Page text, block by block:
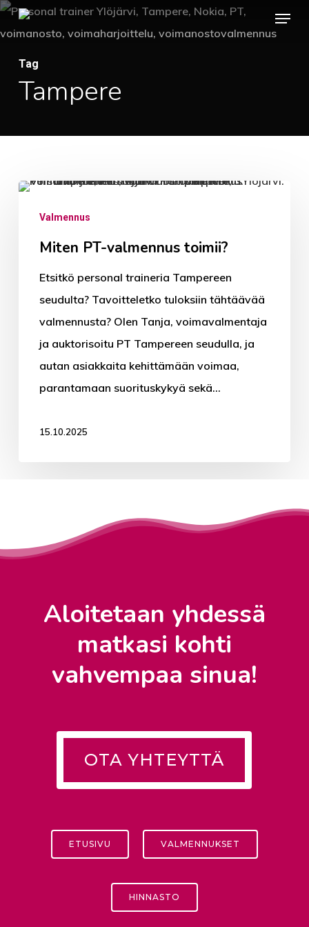
Skip
to
Menu
Tag
Tampere
Miten
Valmennus
Miten PT-valmennus toimii?
Etsitkö personal traineria Tampereen
seudulta? Tavoitteletko tuloksiin tähtäävää
valmennusta? Olen Tanja, voimavalmentaja
ja auktorisoitu PT Tampereen seudulla, ja
autan asiakkaita kehittämään voimaa,
parantamaan suorituskykyä sekä…
15.10.2025
Aloitetaan yhdessä
matkasi kohti
vahvempaa sinua!
OTA YHTEYTTÄ
ETUSIVU VALMENNUKSET
HINNASTO
Voimavalmennus
Ravintovalmennus
TYKY-TYHY
Valmennus